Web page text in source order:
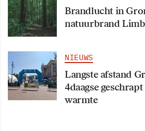
Brandlucht in
natuurbrand
NIEUWS
Langste afstand
4daagse
warmte